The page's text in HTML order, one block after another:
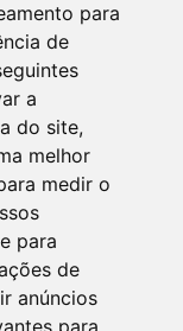
para
de
a
do site,
melhor
medir o
para
de
anúncios
para